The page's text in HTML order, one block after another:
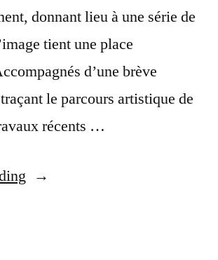
donnant lieu à une série de
tient une place
d’une brève
le parcours artistique de
récents …
“Sortie